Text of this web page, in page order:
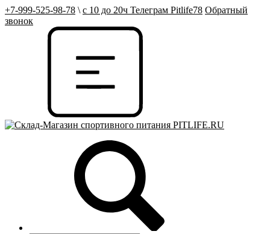
+7-999-525-98-78 \ с 10 до 20ч Телеграм Pitlife78 Обратный
звонок